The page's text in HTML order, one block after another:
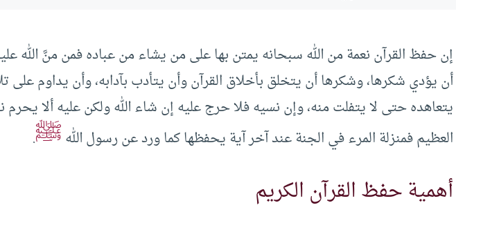
إن حفظ القرآن نعمة من الله سبحانه يمتن بها على من يشاء من عباده فمن منَّ الله
أن يؤدي شكرها، وشكرها أن يتخلق بأخلاق القرآن وأن يتأدب بآدابه، وأن يداوم على
يتعاهده حتى لا يتفلت منه، وإن نسيه فلا حرج عليه إن شاء الله ولكن عليه ألا
العظيم فمنزلة المرء في الجنة عند آخر آية يحفظها كما ورد عن رسول اللهﷺ.
أهمية حفظ القرآن الكريم